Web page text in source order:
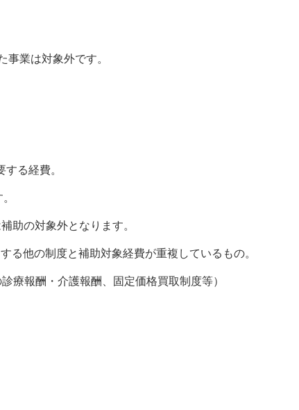
業は対象外です。
る経費。
助の対象外となります。
他の制度と補助対象経費が重複しているもの。
療報酬・介護報酬、固定価格買取制度等）